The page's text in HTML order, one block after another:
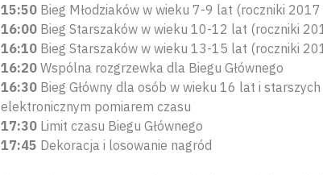
15:50 Bieg Młodziaków w wieku 7-9 lat (roczniki
16:00 Bieg Starszaków w wieku 10-12 lat (roczniki
16:10 Bieg Starszaków w wieku 13-15 lat (roczniki
16:20 Wspólna rozgrzewka dla Biegu Głównego
16:30 Bieg Główny dla osób w wieku 16 lat i
elektronicznym pomiarem czasu
17:30 Limit czasu Biegu Głównego
17:45 Dekoracja i losowanie nagród